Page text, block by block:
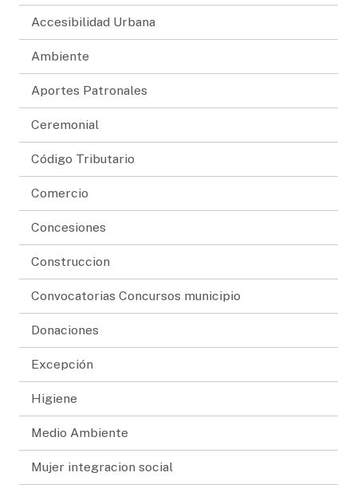
Accesibilidad Urbana
Ambiente
Aportes Patronales
Ceremonial
Código Tributario
Comercio
Concesiones
Construccion
Convocatorias Concursos municipio
Donaciones
Excepción
Higiene
Medio Ambiente
Mujer integracion social